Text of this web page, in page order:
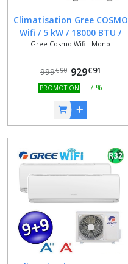
Climatisation Gree COSMO
Wifi / 5 kW / 18000 BTU /
CLASSE A++ / A+ / Alexa /
Gree Cosmo Wifi - Mono
999€90 929€91
PROMOTION -7 %